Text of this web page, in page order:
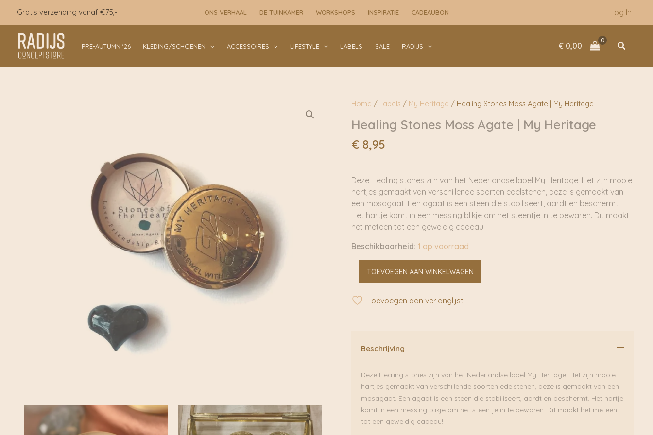
inhoud
Gratis verzending vanaf €75,- ONS VERHAAL DE TUINKAMER WORKSHOPS INSPIRATIE CADEAUBON Log In
PRE-AUTUMN ‘26 KLEDING/SCHOENEN ACCESSOIRES LIFESTYLE LABELS SALE RADIJS € 0,00 Zoeken
Home / Labels / My Heritage / Healing Stones Moss Agate | My Heritage
Healing Stones Moss Agate | My Heritage
€8,95
Deze Healing stones zijn van het Nederlandse label My Heritage. Het zijn mooie
hartjes gemaakt van verschillende soorten edelstenen, deze is gemaakt van
een mosagaat. Een agaat is een steen die stabiliseert, aardt en beschermt.
Het hartje komt in een messing blikje om het steentje in te bewaren. Dit maakt
het meteen tot een geweldig cadeau!
Beschikbaarheid: 1 op voorraad
Stones
Agate
aantal
TOEVOEGEN AAN WINKELWAGEN
Toevoegen aan verlanglijst
Beschrijving
Deze Healing stones zijn van het Nederlandse label My Heritage. Het zijn mooie
hartjes gemaakt van verschillende soorten edelstenen, deze is gemaakt van een
mosagaat. Een agaat is een steen die stabiliseert, aardt en beschermt. Het hartje
komt in een messing blikje om het steentje in te bewaren. Dit maakt het meteen
tot een geweldig cadeau!
Moss
Agate
aantal